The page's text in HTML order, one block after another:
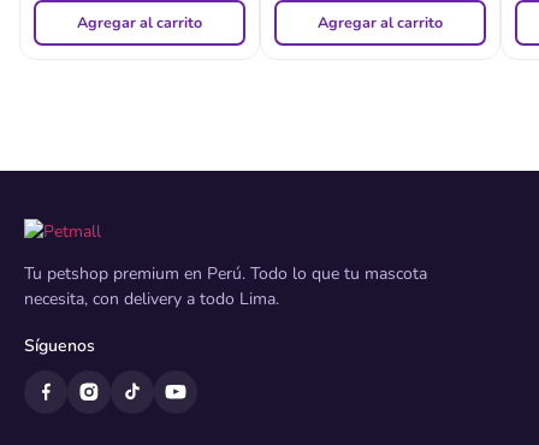
Agregar al carrito Agregar al carrito
Tu petshop premium en Perú. Todo lo que tu mascota
necesita, con delivery a todo Lima.
Síguenos